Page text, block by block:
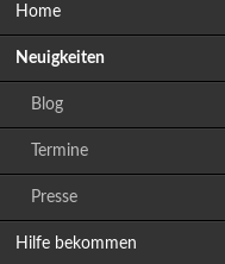
Home
Neuigkeiten
Blog
Termine
Presse
Hilfe bekommen